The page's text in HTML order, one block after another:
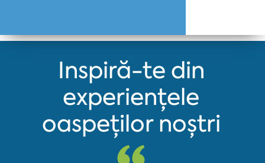
Inspiră-te din
experiențele
oaspeților noștri